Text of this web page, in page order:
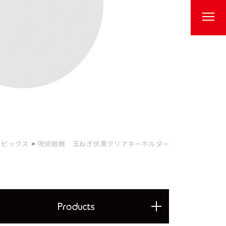
ックス 呪術廻戦 玉ねぎ伏黒クリアキーホルダー